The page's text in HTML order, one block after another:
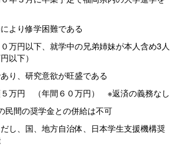
より修学困難である
円以下、就学中の兄弟姉妹が本人含め3人
以下）
り、研究意欲が旺盛である
万円 （年間６０万円） ※返済の義務なし
学金との併給は不可
方自治体、日本学生支援機構奨